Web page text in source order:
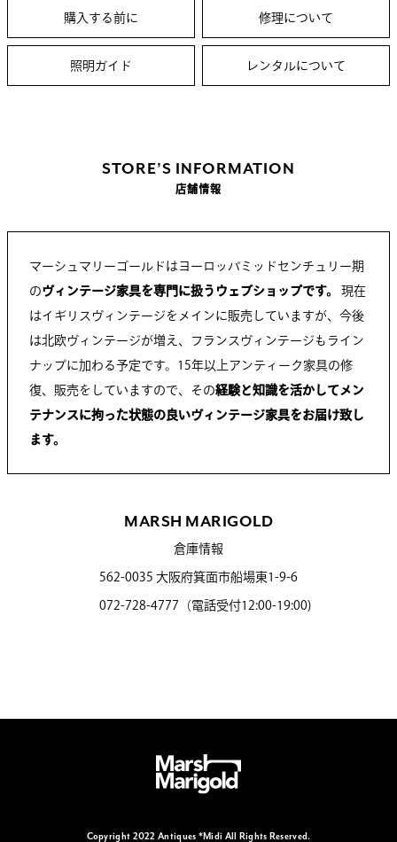
購入する前に 修理について
照明ガイド レンタルについて
STORE’S INFORMATION
店舗情報
マーシュマリーゴールドはヨーロッパミッドセンチュリー期
のヴィンテージ家具を専門に扱うウェブショップです。 現在
はイギリスヴィンテージをメインに販売していますが、今後
は北欧ヴィンテージが増え、フランスヴィンテージもライン
ナップに加わる予定です。15年以上アンティーク家具の修
復、販売をしていますので、その経験と知識を活かしてメン
テナンスに拘った状態の良いヴィンテージ家具をお届け致し
ます。
MARSH MARIGOLD
倉庫情報
562-0035 大阪府箕面市船場東1-9-6
072-728-4777（電話受付12:00-19:00)
Copyright 2022 Antiques *Midi All Rights Reserved.